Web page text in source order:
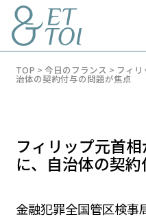
LUXE
TOP > 今日のフランス > フィ
治体の契約付与の問題が焦点
フィリップ元首
に、自治体の契
金融犯罪全国管区検事